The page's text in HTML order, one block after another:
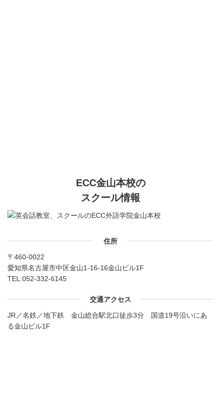
ECC金山本校の
スクール情報
住所
〒460-0022
愛知県名古屋市中区金山1-16-16金山ビル1F
TEL:052-332-6145
交通アクセス
JR／名鉄／地下鉄 金山総合駅北口徒歩3分 国道19号沿いにあ
る金山ビル1F